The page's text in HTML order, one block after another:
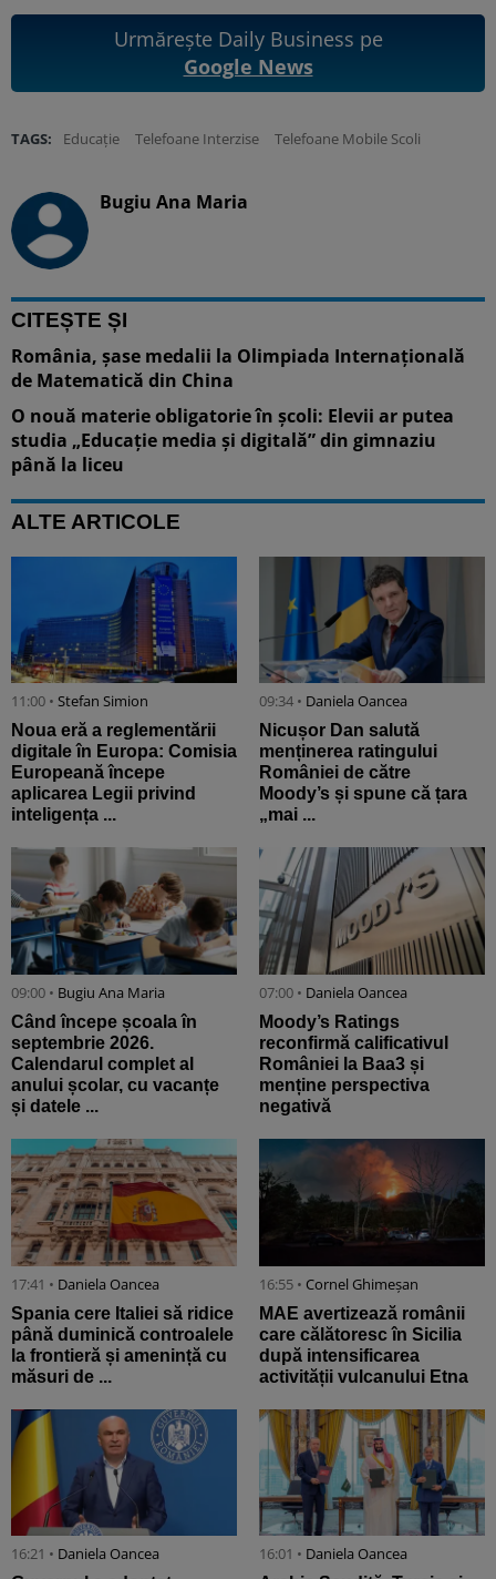
Urmărește Daily Business pe
Google News
TAGS: Educație Telefoane Interzise Telefoane Mobile Scoli
Bugiu ⁠Ana Maria
CITEȘTE ȘI
România, șase medalii la Olimpiada Internațională
de Matematică din China
O nouă materie obligatorie în școli: Elevii ar putea
studia „Educație media și digitală” din gimnaziu
până la liceu
ALTE ARTICOLE
11:00 • Stefan Simion
Noua eră a reglementării
digitale în Europa: Comisia
Europeană începe
aplicarea Legii privind
inteligența ...
09:34 • Daniela Oancea
Nicușor Dan salută
menținerea ratingului
României de către
Moody’s și spune că țara
„mai ...
09:00 • Bugiu ⁠Ana Maria
Când începe școala în
septembrie 2026.
Calendarul complet al
anului școlar, cu vacanțe
și datele ...
07:00 • Daniela Oancea
Moody’s Ratings
reconfirmă calificativul
României la Baa3 și
menține perspectiva
negativă
17:41 • Daniela Oancea
Spania cere Italiei să ridice
până duminică controalele
la frontieră și amenință cu
măsuri de ...
16:55 • Cornel Ghimeșan
MAE avertizează românii
care călătoresc în Sicilia
după intensificarea
activității vulcanului Etna
16:21 • Daniela Oancea 16:01 • Daniela Oancea